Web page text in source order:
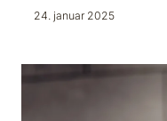
24. januar 2025